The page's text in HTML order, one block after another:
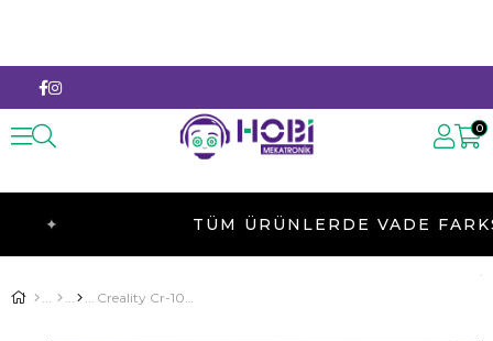
0
TÜM ÜRÜNLERDE VADE FARKSIZ 3
Creality Cr-10 Smart Pro Ender3 S1 Plus Çift Taraflı Pey-Pei Kaplı Yay Çeliği Tabla-310x315mm